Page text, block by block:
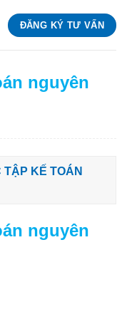
ĐĂNG KÝ TƯ VẤN
nguyên
TẬP KẾ TOÁN
nguyên